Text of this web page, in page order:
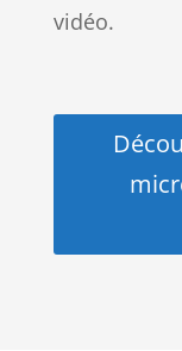
vidéo.